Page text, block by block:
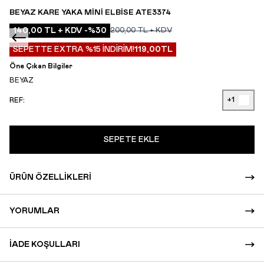
BEYAZ KARE YAKA MINI ELBISE ATE3374
140,00 TL + KDV -%30 200,00TL + KDV
SEPETTE EXTRA %15 İNDİRİM!119,00TL
Öne Çıkan Bilgiler
BEYAZ
REF: +1
SEPETE EKLE
ÜRÜN ÖZELLIKLERI
YORUMLAR
İADE KOŞULLARI